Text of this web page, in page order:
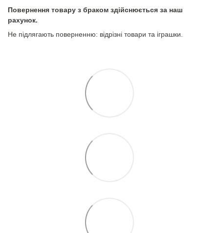
Повернення товару з браком здійснюється за наш
рахунок.
Не підлягають поверненню: відрізні товари та іграшки.